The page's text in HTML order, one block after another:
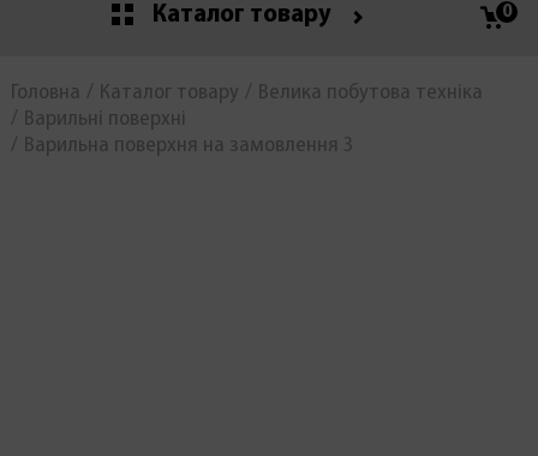
Каталог товару 0
Головна Каталог товару
Велика побутова техніка
Варильні поверхні
Варильна поверхня на замовлення 3